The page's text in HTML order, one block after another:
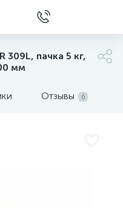
пачка 5 кг,
мм
Отзывы 6